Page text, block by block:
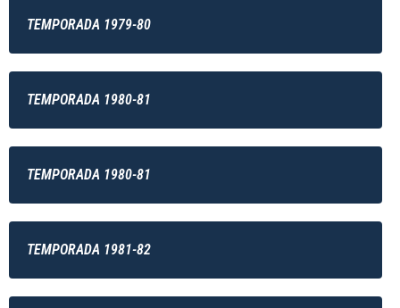
TEMPORADA 1979-80
TEMPORADA 1980-81
TEMPORADA 1980-81
TEMPORADA 1981-82